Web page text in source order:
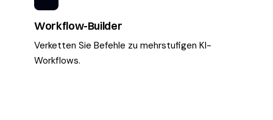
Workflow-Builder
Verketten Sie Befehle zu mehrstufigen KI-
Workflows.